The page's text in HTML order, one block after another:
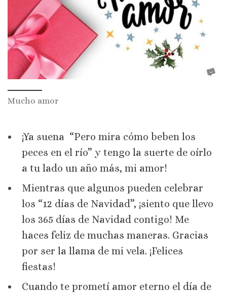
Mucho amor
¡Ya suena “Pero mira cómo beben los
peces en el río” y tengo la suerte de oírlo
a tu lado un año más, mi amor!
Mientras que algunos pueden celebrar
los “12 días de Navidad”, ¡siento que llevo
los 365 días de Navidad contigo! Me
haces feliz de muchas maneras. Gracias
por ser la llama de mi vela. ¡Felices
fiestas!
Cuando te prometí amor eterno el día de